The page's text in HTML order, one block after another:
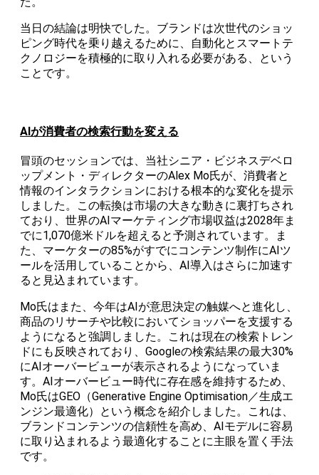
当日の結論は明快でした。ブランドは次世代のショッ
ピング時代を乗り越えるために、自動化とスマートテ
クノロジーを積極的に取り入れる必要がある、という
ことです。
AIが消費者の検索行動を変える
冒頭のセッションでは、当社シニア・ビジネスデベロ
ップメント・ディレクターのAlex Mo氏が、消費者と
情報のインタラクションにおける根本的な変化を提示
しました。この転換は市場の大きな動きに裏打ちされ
ており、世界のAIマーケティング市場収益は2028年ま
でに1,070億米ドルを超えると予測されています。ま
た、マーケターの85%がすでにコンテンツ制作にAIツ
ールを活用していることから、AI導入はさらに加速す
ると見込まれています。
Mo氏はまた、今年はAIが意思決定の触媒へと進化し、
商品のリサーチや比較においてショッパーを支援する
ようになると強調しました。これは現在の検索トレン
ドにも反映されており、Googleの検索結果の最大30%
にAIオーバービューが表示されるようになっていま
す。AIオーバービュー時代に存在感を維持するため、
Mo氏はGEO（Generative Engine Optimisation／生成エ
ンジン最適化）という概念を紹介しました。これは、
ブランドコンテンツの信頼性を高め、AIモデルに容易
に取り込まれるよう最適化することに主眼を置く手法
です。